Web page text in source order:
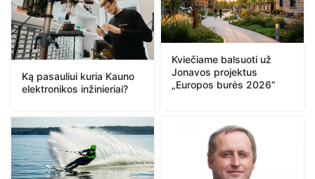
Ką pasauliui kuria Kauno
elektronikos inžinieriai?
Kviečiame balsuoti už
Jonavos projektus
„Europos burės 2026“